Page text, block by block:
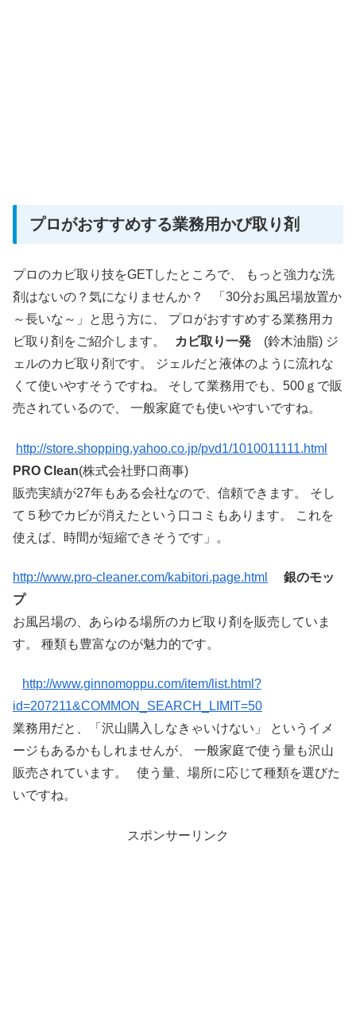
プロがおすすめする業務用かび取り剤
プロのカビ取り技をGETしたところで、 もっと強力な洗
剤はないの？気になりませんか？ 「30分お風呂場放置か
～長いな～」と思う方に、 プロがおすすめする業務用カ
ビ取り剤をご紹介します。
カビ取り一発 (鈴木油脂) ジ
ェルのカビ取り剤です。 ジェルだと液体のように流れな
くて使いやすそうですね。 そして業務用でも、500ｇで販
売されているので、 一般家庭でも使いやすいですね。
http://store.shopping.yahoo.co.jp/pvd1/1010011111.html
PRO Clean(株式会社野口商事)
販売実績が27年もある会社なので、信頼できます。 そし
て５秒でカビが消えたという口コミもあります。 これを
使えば、時間が短縮できそうです」。
http://www.pro-cleaner.com/kabitori.page.html
銀のモッ
プ
お風呂場の、あらゆる場所のカビ取り剤を販売していま
す。 種類も豊富なのが魅力的です。
http://www.ginnomoppu.com/item/list.html?
id=207211&COMMON_SEARCH_LIMIT=50
業務用だと、「沢山購入しなきゃいけない」 というイメ
ージもあるかもしれませんが、 一般家庭で使う量も沢山
販売されています。 使う量、場所に応じて種類を選びた
いですね。
スポンサーリンク